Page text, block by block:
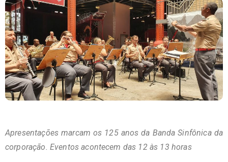
Apresentações marcam os 125 anos da Banda Sinfônica da
corporação. Eventos acontecem das 12 às 13 horas